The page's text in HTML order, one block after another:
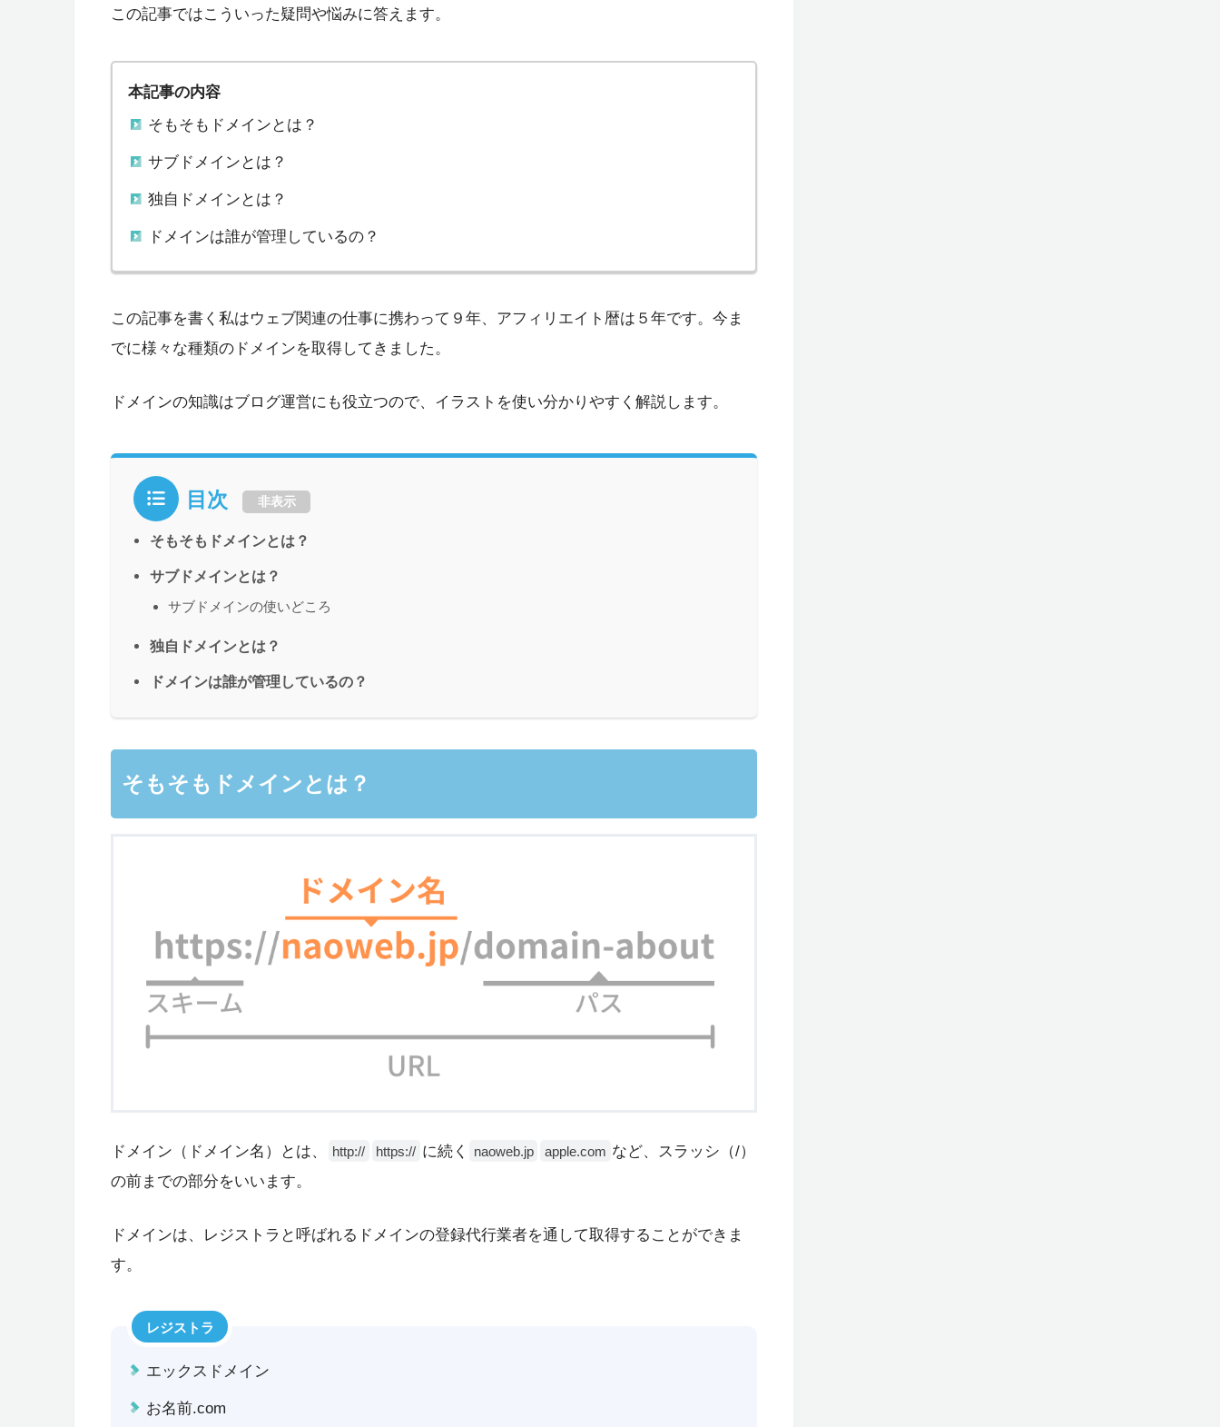
この記事ではこういった疑問や悩みに答えます。
本記事の内容
そもそもドメインとは？
サブドメインとは？
独自ドメインとは？
ドメインは誰が管理しているの？
この記事を書く私はウェブ関連の仕事に携わって９年、アフィリエイト暦は５年です。今ま
でに様々な種類のドメインを取得してきました。
ドメインの知識はブログ運営にも役立つので、イラストを使い分かりやすく解説します。
目次 非表示
そもそもドメインとは？
サブドメインとは？
サブドメインの使いどころ
独自ドメインとは？
ドメインは誰が管理しているの？
そもそもドメインとは？
ドメイン（ドメイン名）とは、 http:// https:// に続く naoweb.jp apple.com など、スラッシ（/）
の前までの部分をいいます。
ドメインは、レジストラと呼ばれるドメインの登録代行業者を通して取得することができま
す。
レジストラ
エックスドメイン
お名前.com